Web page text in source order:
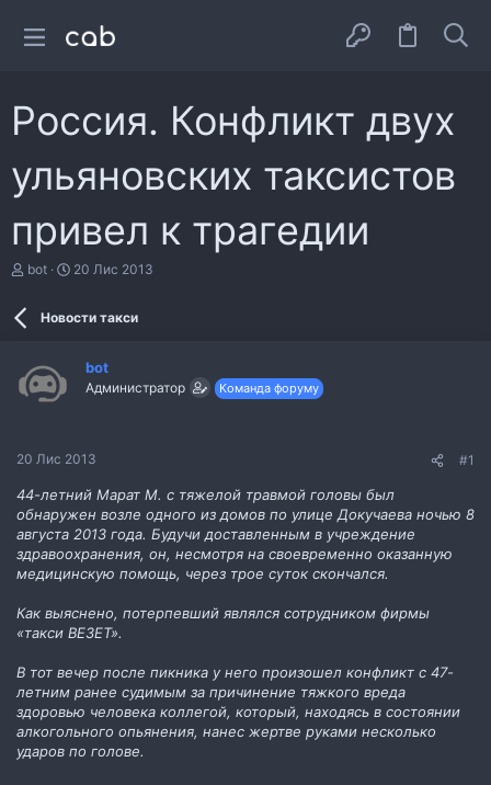
Россия. Конфликт двух
ульяновских таксистов
привел к трагедии
А
е
м
bot
Д
а
н
20 Лис 2013
Новости такси
bot
Администратор Команда форуму
20 Лис 2013 #1
44-летний Марат М. с тяжелой травмой головы был
обнаружен возле одного из домов по улице Докучаева ночью 8
августа 2013 года. Будучи доставленным в учреждение
здравоохранения, он, несмотря на своевременно оказанную
медицинскую помощь, через трое суток скончался.
Как выяснено, потерпевший являлся сотрудником фирмы
«такси ВЕЗЕТ».
В тот вечер после пикника у него произошел конфликт с 47-
летним ранее судимым за причинение тяжкого вреда
здоровью человека коллегой, который, находясь в состоянии
алкогольного опьянения, нанес жертве руками несколько
ударов по голове.